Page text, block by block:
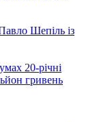
Шепіль із
20-річні
гривень